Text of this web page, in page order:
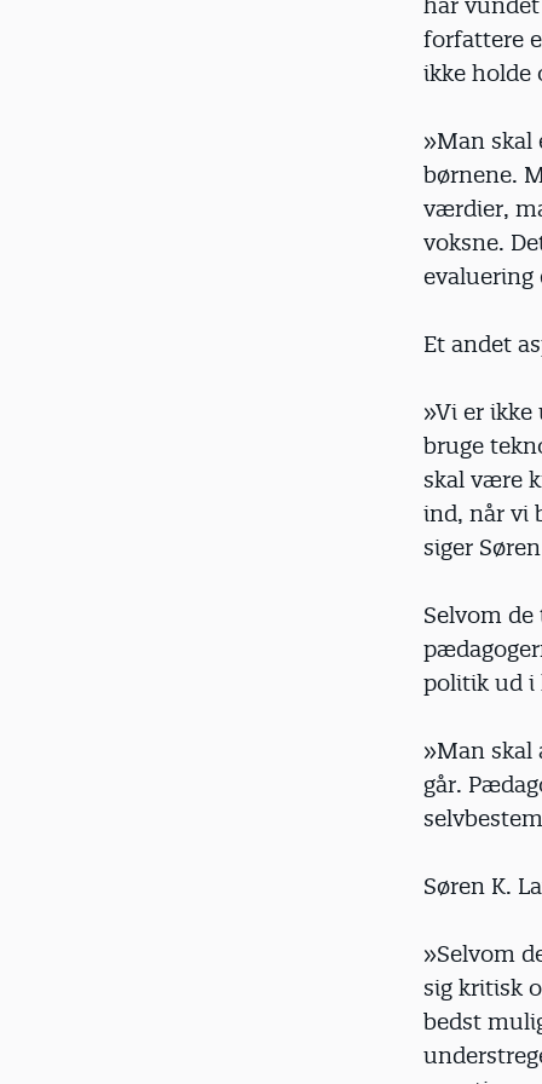
forfattere
ikke holde
»Man skal
børnene.
værdier,
voksne.
evaluering
Et andet
»Vi er
bruge
skal være
ind, når vi
siger
Selvom
politik ud i
»Man skal
går.
Søren K.
»Selvom
sig kritisk
bedst